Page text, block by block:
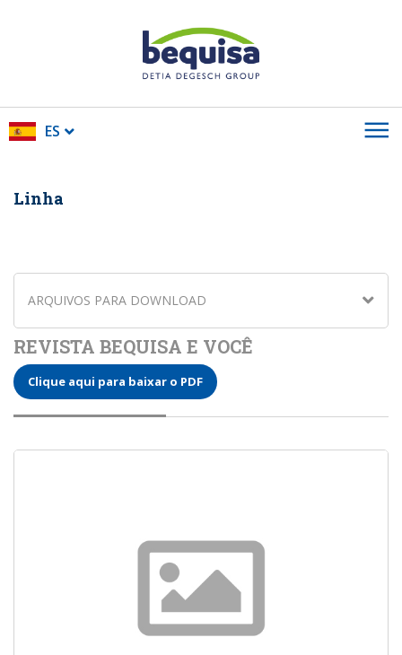
ES
Linha
ARQUIVOS PARA DOWNLOAD
REVISTA BEQUISA E VOCÊ
Clique aqui para baixar o PDF